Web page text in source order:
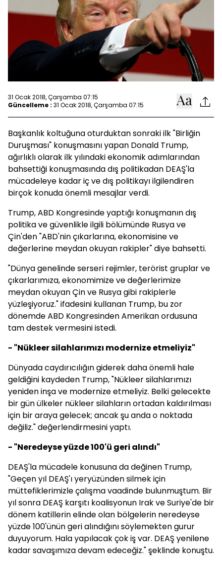
31 Ocak 2018, Çarşamba 07:15
Güncelleme : 31 Ocak 2018, Çarşamba 07:15
Başkanlık koltuğuna oturduktan sonraki ilk "Birliğin
Duruşması" konuşmasını yapan Donald Trump,
ağırlıklı olarak ilk yılındaki ekonomik adımlarından
bahsettiği konuşmasında dış politikadan DEAŞ'la
mücadeleye kadar iç ve dış politikayı ilgilendiren
birçok konuda önemli mesajlar verdi.
Trump, ABD Kongresinde yaptığı konuşmanın dış
politika ve güvenlikle ilgili bölümünde Rusya ve
Çin'den "ABD'nin çıkarlarına, ekonomisine ve
değerlerine meydan okuyan rakipler" diye bahsetti.
"Dünya genelinde serseri rejimler, terörist gruplar ve
çıkarlarımıza, ekonomimize ve değerlerimize
meydan okuyan Çin ve Rusya gibi rakiplerle
yüzleşiyoruz." ifadesini kullanan Trump, bu zor
dönemde ABD Kongresinden Amerikan ordusuna
tam destek vermesini istedi.
- "Nükleer silahlarımızı modernize etmeliyiz"
Dünyada caydırıcılığın giderek daha önemli hale
geldiğini kaydeden Trump, "Nükleer silahlarımızı
yeniden inşa ve modernize etmeliyiz. Belki gelecekte
bir gün ülkeler nükleer silahların ortadan kaldırılması
için bir araya gelecek; ancak şu anda o noktada
değiliz." değerlendirmesini yaptı.
- "Neredeyse yüzde 100'ü geri alındı"
DEAŞ'la mücadele konusuna da değinen Trump,
"Geçen yıl DEAŞ'ı yeryüzünden silmek için
müttefiklerimizle çalışma vaadinde bulunmuştum. Bir
yıl sonra DEAŞ karşıtı koalisyonun Irak ve Suriye'de bir
dönem katillerin elinde olan bölgelerin neredeyse
yüzde 100'ünün geri alındığını söylemekten gurur
duyuyorum. Hala yapılacak çok iş var. DEAŞ yenilene
kadar savaşımıza devam edeceğiz." şeklinde konuştu.